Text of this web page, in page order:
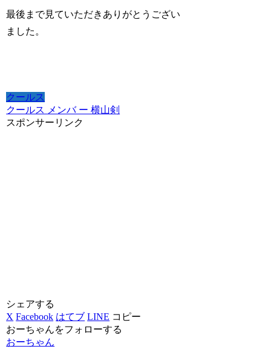
最後まで見ていただきありがとうござい
ました。
クールス
クールス メンバ ー 横山剣
スポンサーリンク
シェアする
X Facebook はてブ LINE コピー
おーちゃんをフォローする
おーちゃん